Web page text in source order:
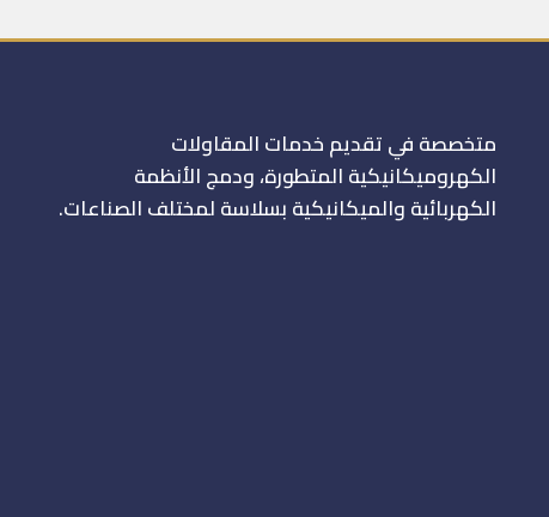
متخصصة في تقديم خدمات المقاولات
الكهروميكانيكية المتطورة، ودمج الأنظمة
الكهربائية والميكانيكية بسلاسة لمختلف الصناعات.